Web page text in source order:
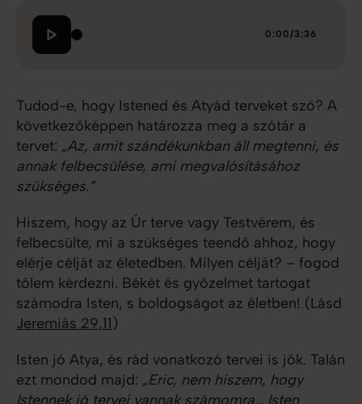
0:00/3:36
Tudod-e, hogy Istened és Atyád terveket sző? A
következőképpen határozza meg a szótár a
tervet: „Az, amit szándékunkban áll megtenni, és
annak felbecsülése, ami megvalósításához
szükséges.”
Hiszem, hogy az Úr terve vagy Testvérem, és
felbecsülte, mi a szükséges teendő ahhoz, hogy
elérje célját az életedben. Milyen célját? – fogod
tőlem kérdezni. Békét és győzelmet tartogat
számodra Isten, s boldogságot az életben! (Lásd
Jeremiás 29,11)
Isten jó Atya, és rád vonatkozó tervei is jók. Talán
ezt mondod majd: „Eric, nem hiszem, hogy
Istennek jó tervei vannak számomra… Isten